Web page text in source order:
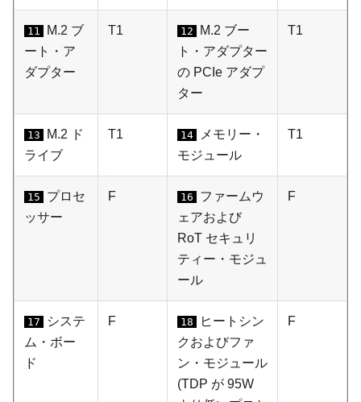
11
M.2 ブ
ート・ア
ダプター
T1 12
M.2 ブー
ト・アダプター
の PCIe アダプ
ター
T1
13
M.2 ド
ライブ
T1 14
メモリー・
モジュール
T1
15
プロセ
ッサー
F 16
ファームウ
ェアおよび
RoT セキュリ
ティー・モジュ
ール
F
17
システ
ム・ボー
ド
F 18
ヒートシン
クおよびファ
ン・モジュール
(TDP が 95W
F